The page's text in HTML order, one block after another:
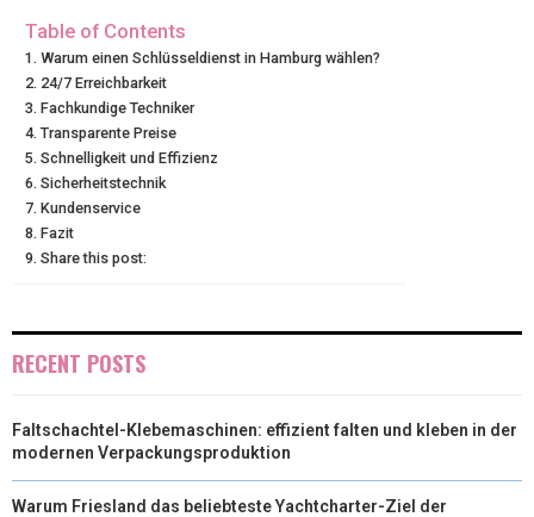
T
T
E
R
O
O
K
R
Table of Contents
Warum einen Schlüsseldienst in Hamburg wählen?
24/7 Erreichbarkeit
Fachkundige Techniker
Transparente Preise
Schnelligkeit und Effizienz
Sicherheitstechnik
Kundenservice
Fazit
Share this post:
RECENT POSTS
Faltschachtel-Klebemaschinen: effizient falten und kleben in der
modernen Verpackungsproduktion
Warum Friesland das beliebteste Yachtcharter-Ziel der